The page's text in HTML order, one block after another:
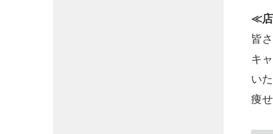
≪
皆
キ
い
痩